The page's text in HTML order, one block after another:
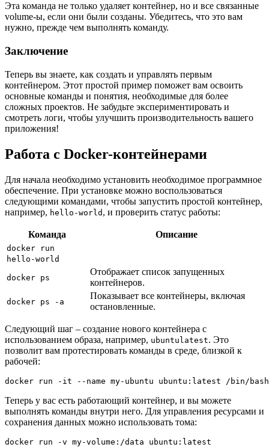
Эта команда не только удаляет контейнер, но и все связанные
volume-ы, если они были созданы. Убедитесь, что это вам
нужно, прежде чем выполнять команду.
Заключение
Теперь вы знаете, как создать и управлять первым
контейнером. Этот простой пример поможет вам освоить
основные команды и понятия, необходимые для более
сложных проектов. Не забудьте экспериментировать и
смотреть логи, чтобы улучшить производительность вашего
приложения!
Работа с Docker-контейнерами
Для начала необходимо установить необходимое программное
обеспечение. При установке можно воспользоваться
следующими командами, чтобы запустить простой контейнер,
например, hello-world , и проверить статус работы:
Команда Описание
docker run
hello-world
docker ps
Отображает список запущенных
контейнеров.
docker ps -a
Показывает все контейнеры, включая
остановленные.
Следующий шаг – создание нового контейнера с
использованием образа, например, ubuntulatest. Это
позволит вам протестировать команды в среде, близкой к
рабочей:
docker run -it --name my-ubuntu ubuntu:latest /bin/bash
Теперь у вас есть работающий контейнер, и вы можете
выполнять команды внутри него. Для управления ресурсами и
сохранения данных можно использовать тома:
docker run -v my-volume:/data ubuntu:latest